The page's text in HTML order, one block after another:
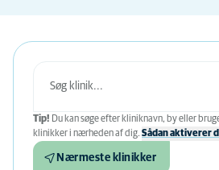
Tip! Du kan søge efter kliniknavn, by eller
klinikker i nærheden af ​​dig. Sådan aktiverer
Nærmeste klinikker